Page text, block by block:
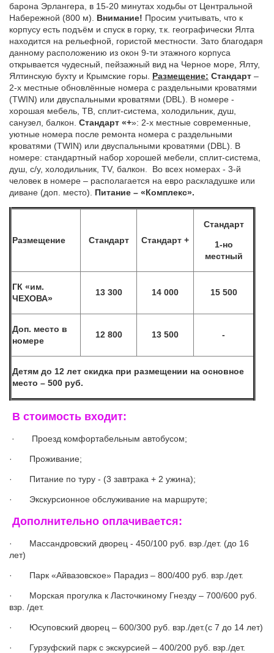
барона Эрлангера, в 15-20 минутах ходьбы от Центральной
Набережной (800 м). Внимание! Просим учитывать, что к
корпусу есть подъём и спуск в горку, т.к. географически Ялта
находится на рельефной, гористой местности. Зато благодаря
данному расположению из окон 9-ти этажного корпуса
открывается чудесный, пейзажный вид на Черное море, Ялту,
Ялтинскую бухту и Крымские горы. Размещение: Стандарт –
2-х местные обновлённые номера с раздельными кроватями
(TWIN) или двуспальными кроватями (DBL). В номере -
хорошая мебель, ТВ, сплит-система, холодильник, душ,
санузел, балкон. Стандарт «+»: 2-х местные современные,
уютные номера после ремонта номера с раздельными
кроватями (TWIN) или двуспальными кроватями (DBL). В
номере: стандартный набор хорошей мебели, сплит-система,
душ, с/у, холодильник, TV, балкон. Во всех номерах - 3-й
человек в номере – располагается на евро раскладушке или
диване (доп. место). Питание – «Комплекс».
Размещение Стандарт Стандарт +
Стандарт
1-но
местный
ГК «им.
ЧЕХОВА»
13 300 14 000 15 500
Доп. место в
номере
12 800 13 500 -
Детям до 12 лет скидка при размещении на основное
место – 500 руб.
В стоимость входит:
· Проезд комфортабельным автобусом;
· Проживание;
· Питание по туру - (3 завтрака + 2 ужина);
· Экскурсионное обслуживание на маршруте;
Дополнительно оплачивается:
· Массандровский дворец - 450/100 руб. взр./дет. (до 16
лет)
· Парк «Айвазовское» Парадиз – 800/400 руб. взр./дет.
· Морская прогулка к Ласточкиному Гнезду – 700/600 руб.
взр. /дет.
· Юсуповский дворец – 600/300 руб. взр./дет.(с 7 до 14 лет)
· Гурзуфский парк с экскурсией – 400/200 руб. взр./дет.